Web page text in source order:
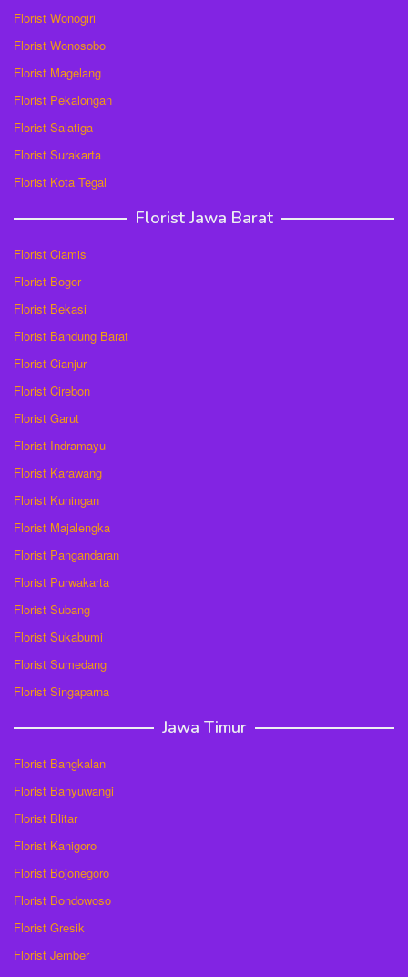
Florist Wonogiri
Florist Wonosobo
Florist Magelang
Florist Pekalongan
Florist Salatiga
Florist Surakarta
Florist Kota Tegal
Florist Jawa Barat
Florist Ciamis
Florist Bogor
Florist Bekasi
Florist Bandung Barat
Florist Cianjur
Florist Cirebon
Florist Garut
Florist Indramayu
Florist Karawang
Florist Kuningan
Florist Majalengka
Florist Pangandaran
Florist Purwakarta
Florist Subang
Florist Sukabumi
Florist Sumedang
Florist Singaparna
Jawa Timur
Florist Bangkalan
Florist Banyuwangi
Florist Blitar
Florist Kanigoro
Florist Bojonegoro
Florist Bondowoso
Florist Gresik
Florist Jember